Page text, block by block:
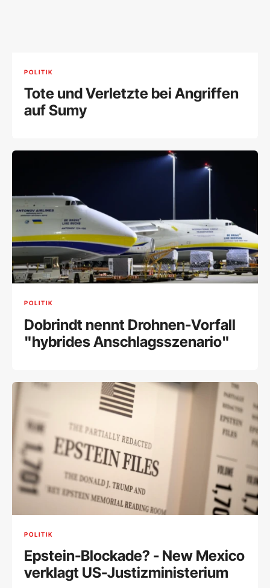
POLITIK
Tote und Verletzte bei Angriffen
auf Sumy
POLITIK
Dobrindt nennt Drohnen-Vorfall
"hybrides Anschlagsszenario"
POLITIK
Epstein-Blockade? - New Mexico
verklagt US-Justizministerium